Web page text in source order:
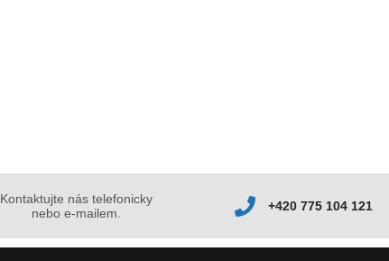
Kontaktujte nás telefonicky
nebo e-mailem.
+420 775 104 121